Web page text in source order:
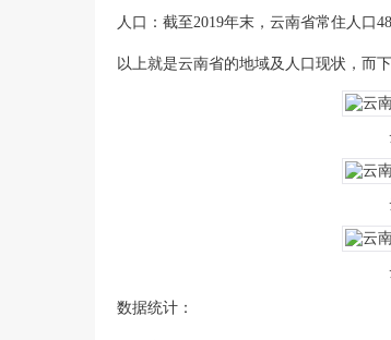
人口：截至2019年末，云南省常住人口
以上就是云南省的地域及人口现状，而
数据统计：